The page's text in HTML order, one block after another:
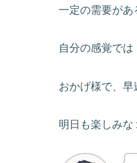
一定の需要があ
自分の感覚では
おかげ様で、早
明日も楽しみな